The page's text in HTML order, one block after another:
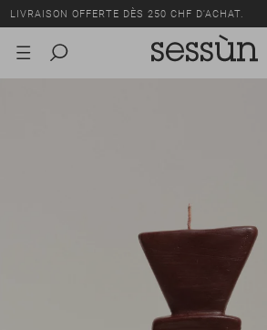
LIVRAISON OFFERTE DÈS 250 CHF D'ACHAT.
TOUS LES PRIX INCLUENT LA TVA ET LES